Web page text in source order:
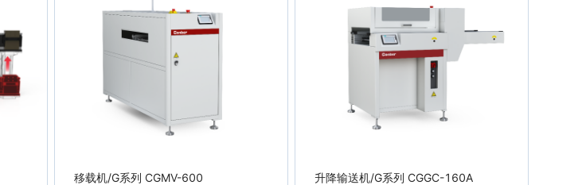
移载机/G系列 CGMV-600 升降输送机/G系列 CGGC-160A